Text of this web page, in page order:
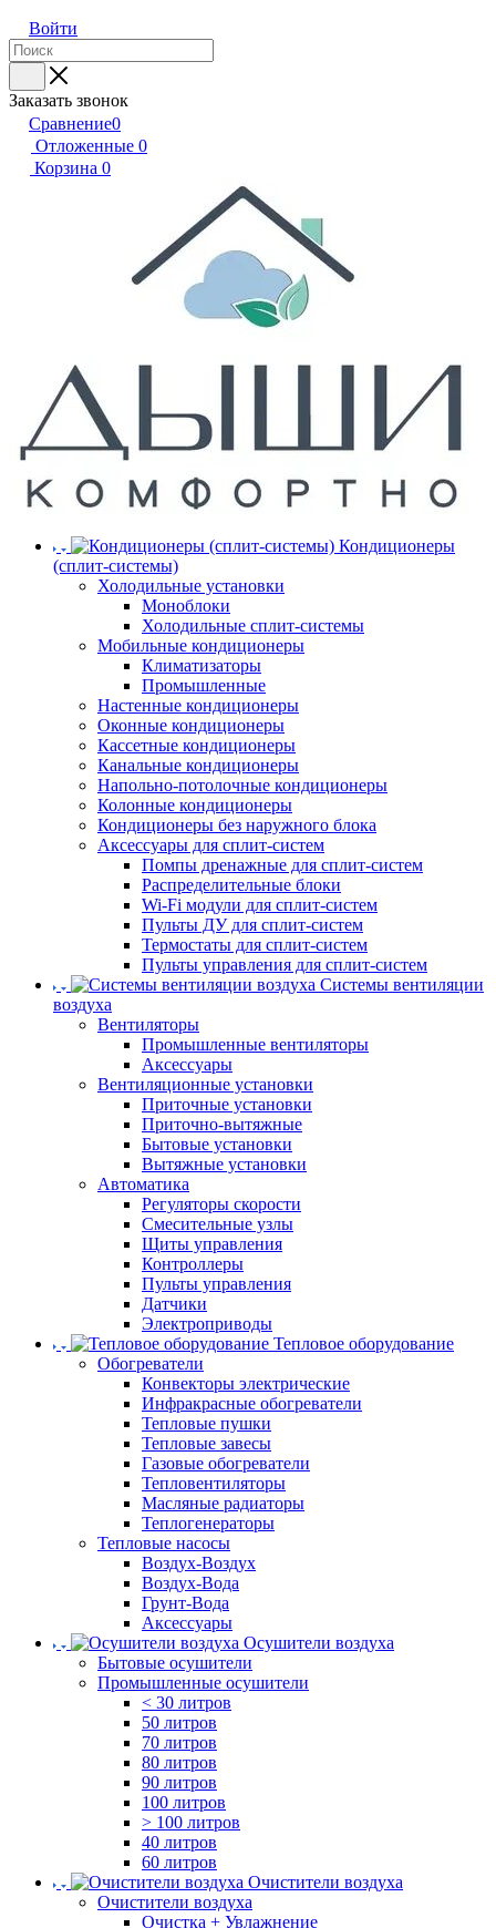
Войти
Заказать звонок
Сравнение0
Отложенные 0
Корзина 0
Кондиционеры
(сплит-системы)
Холодильные установки
Моноблоки
Холодильные сплит-системы
Мобильные кондиционеры
Климатизаторы
Промышленные
Настенные кондиционеры
Оконные кондиционеры
Кассетные кондиционеры
Канальные кондиционеры
Напольно-потолочные кондиционеры
Колонные кондиционеры
Кондиционеры без наружного блока
Аксессуары для сплит-систем
Помпы дренажные для сплит-систем
Распределительные блоки
Wi-Fi модули для сплит-систем
Пульты ДУ для сплит-систем
Термостаты для сплит-систем
Пульты управления для сплит-систем
Системы вентиляции
воздуха
Вентиляторы
Промышленные вентиляторы
Аксессуары
Вентиляционные установки
Приточные установки
Приточно-вытяжные
Бытовые установки
Вытяжные установки
Автоматика
Регуляторы скорости
Смесительные узлы
Щиты управления
Контроллеры
Пульты управления
Датчики
Электроприводы
Тепловое оборудование
Обогреватели
Конвекторы электрические
Инфракрасные обогреватели
Тепловые пушки
Тепловые завесы
Газовые обогреватели
Тепловентиляторы
Масляные радиаторы
Теплогенераторы
Тепловые насосы
Воздух-Воздух
Воздух-Вода
Грунт-Вода
Аксессуары
Осушители воздуха
Бытовые осушители
Промышленные осушители
< 30 литров
50 литров
70 литров
80 литров
90 литров
100 литров
> 100 литров
40 литров
60 литров
Очистители воздуха
Очистители воздуха
Очистка + Увлажнение